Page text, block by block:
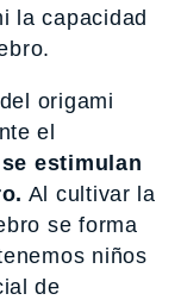
la capacidad
origami
el
se estimulan
Al cultivar la
se forma
niños
de